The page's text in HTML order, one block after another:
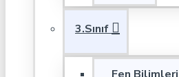
3.Sınıf